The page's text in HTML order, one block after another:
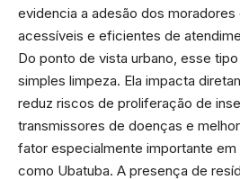
evidencia a adesão dos moradores
acessíveis e eficientes de
Do ponto de vista urbano, esse
simples limpeza. Ela impacta
reduz riscos de proliferação de
transmissores de doenças e
fator especialmente importante
como Ubatuba. A presença de